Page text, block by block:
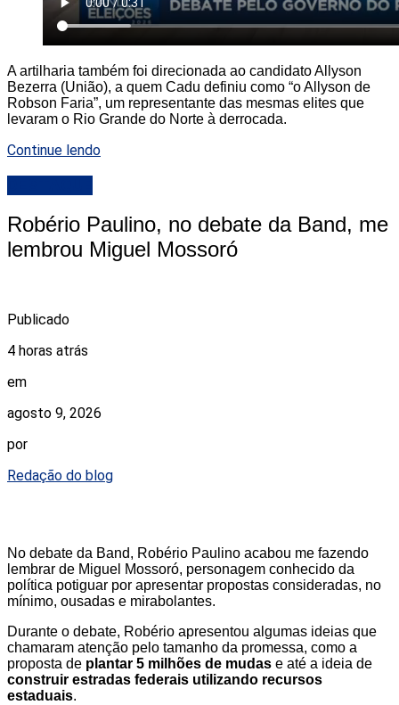
A artilharia também foi direcionada ao candidato Allyson
Bezerra (União), a quem Cadu definiu como “o Allyson de
Robson Faria”, um representante das mesmas elites que
levaram o Rio Grande do Norte à derrocada.
Continue lendo
Robério Paulino, no debate da Band, me
lembrou Miguel Mossoró
Publicado
4 horas atrás
em
agosto 9, 2026
por
Redação do blog
No debate da Band, Robério Paulino acabou me fazendo
lembrar de Miguel Mossoró, personagem conhecido da
política potiguar por apresentar propostas consideradas, no
mínimo, ousadas e mirabolantes.
Durante o debate, Robério apresentou algumas ideias que
chamaram atenção pelo tamanho da promessa, como a
proposta de plantar 5 milhões de mudas e até a ideia de
construir estradas federais utilizando recursos
estaduais.